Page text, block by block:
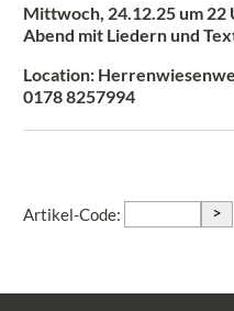
Mittwoch, 24.12.25 um 22
Abend mit Liedern und
Location:
0178 8257994
Artikel-Code: >